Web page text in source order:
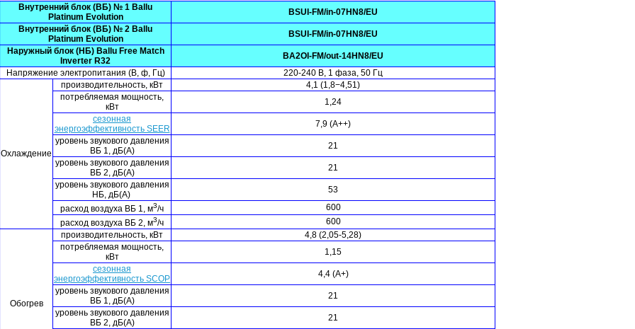
Внутренний блок (ВБ) № 1 Ballu
Platinum Evolution
BSUI-FM/in-07HN8/EU
Внутренний блок (ВБ) № 2 Ballu
Platinum Evolution
BSUI-FM/in-07HN8/EU
Наружный блок (НБ) Ballu Free Match
Inverter R32
BA2OI-FM/out-14HN8/EU
Напряжение электропитания (В, ф, Гц)
220-240 В, 1 фаза, 50 Гц
Охлаждение
производительность, кВт
4,1 (1,8−4,51)
потребляемая мощность,
кВт
1,24
сезонная
энергоэффективность SEER
7,9 (А++)
уровень звукового давления
ВБ 1, дБ(А)
21
уровень звукового давления
ВБ 2, дБ(А)
21
уровень звукового давления
НБ, дБ(А)
53
расход воздуха ВБ 1, м3/ч
600
расход воздуха ВБ 2, м3/ч 600
Обогрев
производительность, кВт
4,8 (2,05-5,28)
потребляемая мощность,
кВт
1,15
сезонная
энергоэффективность SCOP
4,4 (А+)
уровень звукового давления
ВБ 1, дБ(А)
21
уровень звукового давления
ВБ 2, дБ(А)
21